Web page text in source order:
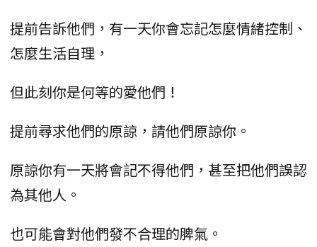
提前告訴他們，有一天你會忘記怎麼情緒控制、
怎麼生活自理，
但此刻你是何等的愛他們！
提前尋求他們的原諒，請他們原諒你。
原諒你有一天將會記不得他們，甚至把他們誤認
為其他人。
也可能會對他們發不合理的脾氣。